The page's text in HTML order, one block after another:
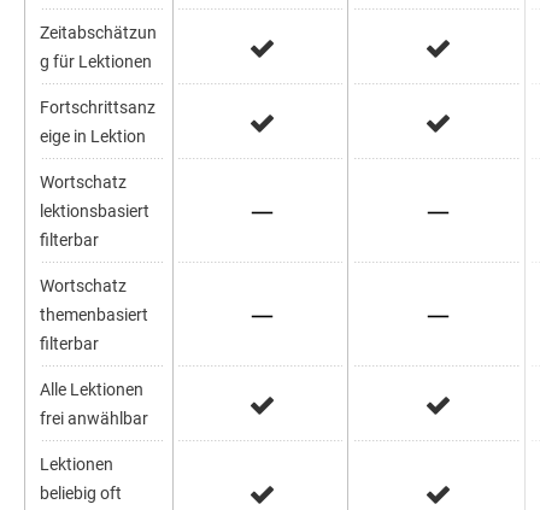
Zeitabschätzun
g für Lektionen
Fortschrittsanz
eige in Lektion
Wortschatz
lektionsbasiert
filterbar
Wortschatz
themenbasiert
filterbar
Alle Lektionen
frei anwählbar
Lektionen
beliebig oft